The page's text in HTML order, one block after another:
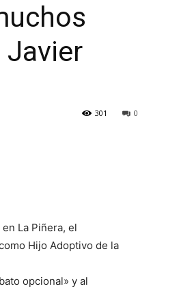
Javier
0
301
La Piñera, el
Hijo Adoptivo de la
opcional» y al